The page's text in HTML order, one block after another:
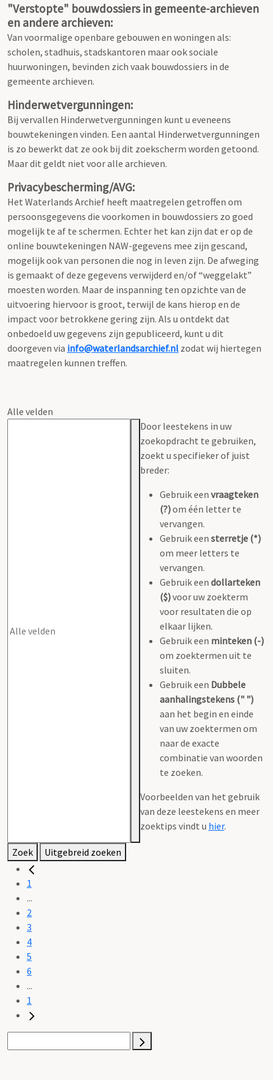
"Verstopte" bouwdossiers in gemeente-archieven
en andere archieven:
Van voormalige openbare gebouwen en woningen als:
scholen, stadhuis, stadskantoren maar ook sociale
huurwoningen, bevinden zich vaak bouwdossiers in de
gemeente archieven.
Hinderwetvergunningen:
Bij vervallen Hinderwetvergunningen kunt u eveneens
bouwtekeningen vinden. Een aantal Hinderwetvergunningen
is zo bewerkt dat ze ook bij dit zoekscherm worden getoond.
Maar dit geldt niet voor alle archieven.
Privacybescherming/AVG:
Het Waterlands Archief heeft maatregelen getroffen om
persoonsgegevens die voorkomen in bouwdossiers zo goed
mogelijk te af te schermen. Echter het kan zijn dat er op de
online bouwtekeningen NAW-gegevens mee zijn gescand,
mogelijk ook van personen die nog in leven zijn. De afweging
is gemaakt of deze gegevens verwijderd en/of “weggelakt”
moesten worden. Maar de inspanning ten opzichte van de
uitvoering hiervoor is groot, terwijl de kans hierop en de
impact voor betrokkene gering zijn. Als u ontdekt dat
onbedoeld uw gegevens zijn gepubliceerd, kunt u dit
doorgeven via info@waterlandsarchief.nl zodat wij hiertegen
maatregelen kunnen treffen.
Alle velden
Door leestekens in uw
zoekopdracht te gebruiken,
zoekt u specifieker of juist
breder:
Gebruik een vraagteken
(?)om één letter te
vervangen.
Gebruik een sterretje (*)
om meer letters te
vervangen.
Gebruik een dollarteken
($)voor uw zoekterm
voor resultaten die op
elkaar lijken.
Gebruik een minteken (-)
om zoektermen uit te
sluiten.
Gebruik een Dubbele
aanhalingstekens (" ")
aan het begin en einde
van uw zoektermen om
naar de exacte
combinatie van woorden
te zoeken.
Voorbeelden van het gebruik
van deze leestekens en meer
zoektips vindt u hier.
Zoek Uitgebreid zoeken
1
...
2
3
4
5
6
...
1